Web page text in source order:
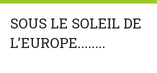
Situation
Ambiance
SOUS LE SOLEIL DE
L'EUROPE........